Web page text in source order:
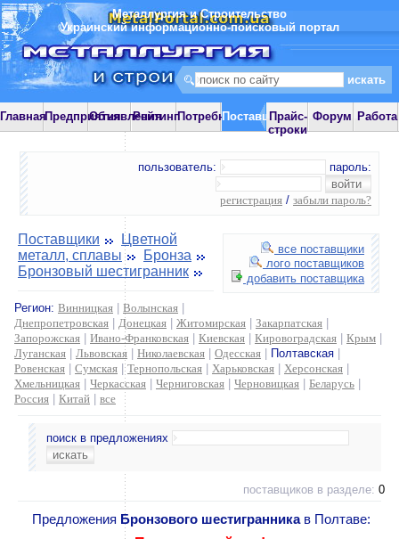
Металлургия и Строительство
Украинский информационно-поисковый портал
ГлавнаяПредприятияОбъявления
РейтингПотребностиПоставщики
Прайс-
строки
Форум Работа
пользователь: пароль:
регистрация / забыли пароль?
все поставщики
лого поставщиков
добавить поставщика
Поставщики
Цветной
металл, сплавы
Бронза
Бронзовый шестигранник
Регион: Винницкая Волынская
Днепропетровская
Донецкая Житомирская Закарпатская
Запорожская
Ивано-Франковская Киевская Кировоградская Крым
Луганская
Львовская Николаевская Одесская Полтавская
Ровенская
Сумская |Тернопольская Харьковская Херсонская
Хмельницкая
Черкасская Черниговская Черновицкая Беларусь
Россия
Китай все
поиск в предложениях
поставщиков в разделе: 0
Предложения Бронзового шестигранникав Полтаве: